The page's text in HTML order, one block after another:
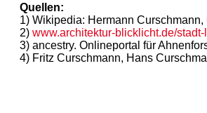
Quellen:
1) Wikipedia: Hermann Curschmann,
2) www.architektur-blicklicht.de/
3) ancestry. Onlineportal für
4) Fritz Curschmann, Hans